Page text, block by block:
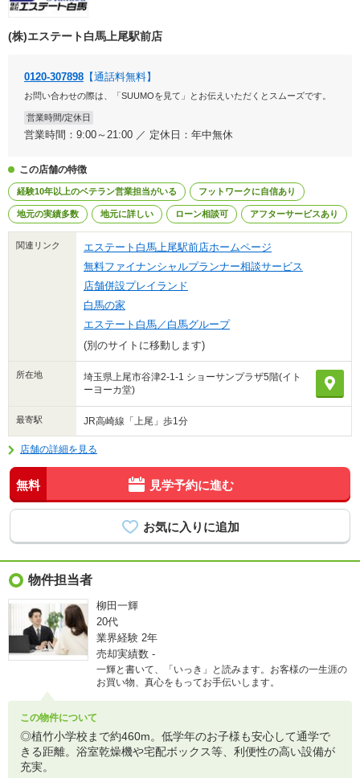
(株)エステート白馬上尾駅前店
0120-307898 【通話料無料】
お問い合わせの際は、「SUUMOを見て」とお伝えいただくとスムーズです。
営業時間/定休日
営業時間：9:00～21:00 ／ 定休日：年中無休
この店舗の特徴
経験10年以上のベテラン営業担当がいる フットワークに自信あり
地元の実績多数 地元に詳しい ローン相談可 アフターサービスあり
関連リンク
エステート白馬上尾駅前店ホームページ
無料ファイナンシャルプランナー相談サービス
店舗併設プレイランド
白馬の家
エステート白馬／白馬グループ
(別のサイトに移動します)
所在地
埼玉県上尾市谷津2-1-1 ショーサンプラザ5階(イト
ーヨーカ堂)
最寄駅 JR高崎線「上尾」歩1分
店舗の詳細を見る
無料 見学予約に進む
物件担当者
柳田一輝
20代
業界経験 2年
売却実績数 -
一輝と書いて、「いっき」と読みます。お客様の一生涯の
お買い物、真心をもってお手伝いします。
この物件について
◎植竹小学校まで約460m。低学年のお子様も安心して通学で
きる距離。浴室乾燥機や宅配ボックス等、利便性の高い設備が
充実。